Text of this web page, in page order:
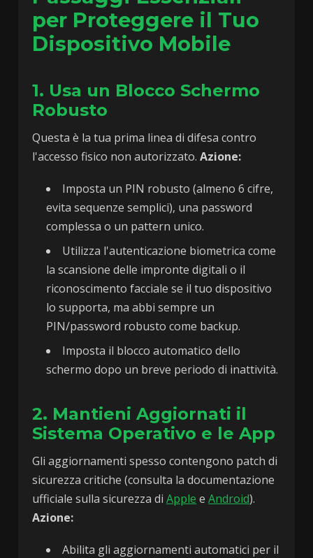
per Proteggere il Tuo
Dispositivo Mobile
1. Usa un Blocco Schermo
Robusto
Questa è la tua prima linea di difesa contro
l'accesso fisico non autorizzato.Azione:
Imposta un PIN robusto (almeno 6 cifre,
evita sequenze semplici), una password
complessa o un pattern unico.
Utilizza l'autenticazione biometrica come
la scansione delle impronte digitali o il
riconoscimento facciale se il tuo dispositivo
lo supporta, ma abbi sempre un
PIN/password robusto come backup.
Imposta il blocco automatico dello
schermo dopo un breve periodo di inattività.
2. Mantieni Aggiornati il
Sistema Operativo e le App
Gli aggiornamenti spesso contengono patch di
sicurezza critiche (consulta la documentazione
ufficiale sulla sicurezza diApple eAndroid).
Azione:
Abilita gli aggiornamenti automatici per il